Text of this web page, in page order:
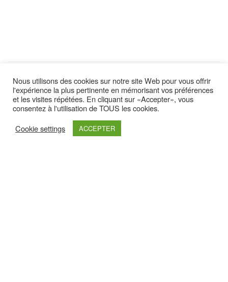
Latest yootheme
Nous utilisons des cookies sur notre site Web pour vous offrir
l'expérience la plus pertinente en mémorisant vos préférences
et les visites répétées. En cliquant sur «Accepter», vous
consentez à l'utilisation de TOUS les cookies.
Cookie settings
ACCEPTER